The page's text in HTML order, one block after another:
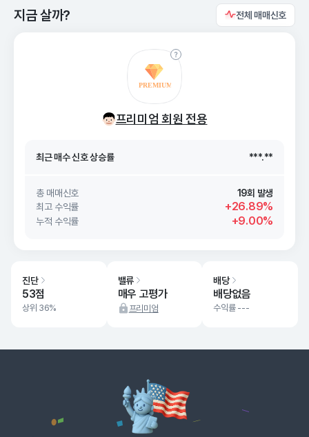
지금 살까? 전체 매매신호
프리미엄 회원 전용
26. 08/09
최근 매수 신호 상승률 ***.**
최근 매수 신호 ***.**
총 매매신호
19회 발생
최고 수익률
+26.89%
누적 수익률 +9.00%
진단
53점
상위 36%
밸류
매우 고평가
프리미엄
배당
배당없음
수익률 ---